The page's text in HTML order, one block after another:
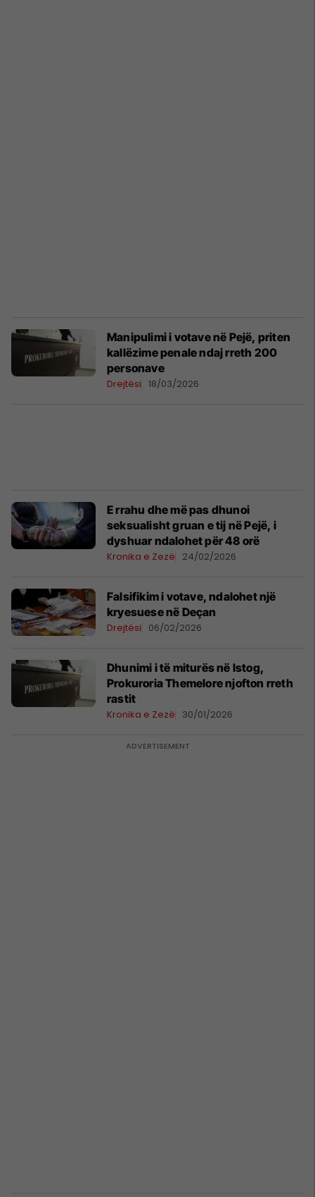
Manipulimi i votave në Pejë, priten
kallëzime penale ndaj rreth 200
personave
Drejtësi 18/03/2026
E rrahu dhe më pas dhunoi
seksualisht gruan e tij në Pejë, i
dyshuar ndalohet për 48 orë
Kronika e Zezë 24/02/2026
Falsifikim i votave, ndalohet një
kryesuese në Deçan
Drejtësi 06/02/2026
Dhunimi i të miturës në Istog,
Prokuroria Themelore njofton rreth
rastit
Kronika e Zezë 30/01/2026